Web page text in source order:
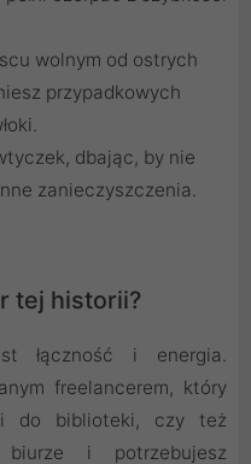
wolnym od ostrych
przypadkowych
dbając, by nie
zanieczyszczenia.
tej historii?
łączność i energia.
freelancerem, który
do biblioteki, czy też
i potrzebujesz